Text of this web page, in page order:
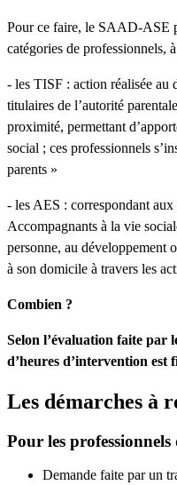
Pour ce faire, le SAAD-ASE
catégories de professionnels,
- les TISF : action réalisée au
titulaires de l’autorité
proximité, permettant
social ; ces professionnels
parents »
- les AES : correspondant
Accompagnants à la vie
personne, au développement
à son domicile à travers les
Combien ?
Selon l’évaluation faite par
d’heures d’intervention est
Les démarches à
Pour les professionnels
Demande faite par un